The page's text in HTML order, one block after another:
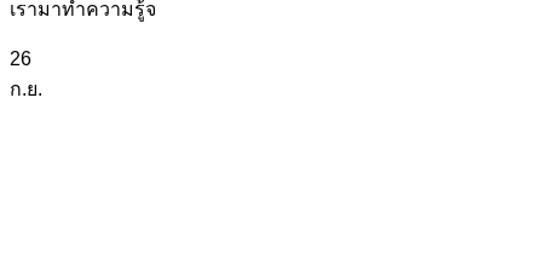
เรามาทำความรู้จ
26
ก.ย.